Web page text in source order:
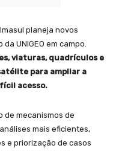
planeja novos
UNIGEO em campo.
viaturas, quadrículos e
para ampliar a
acesso.
de mecanismos de
mais eficientes,
e priorização de casos